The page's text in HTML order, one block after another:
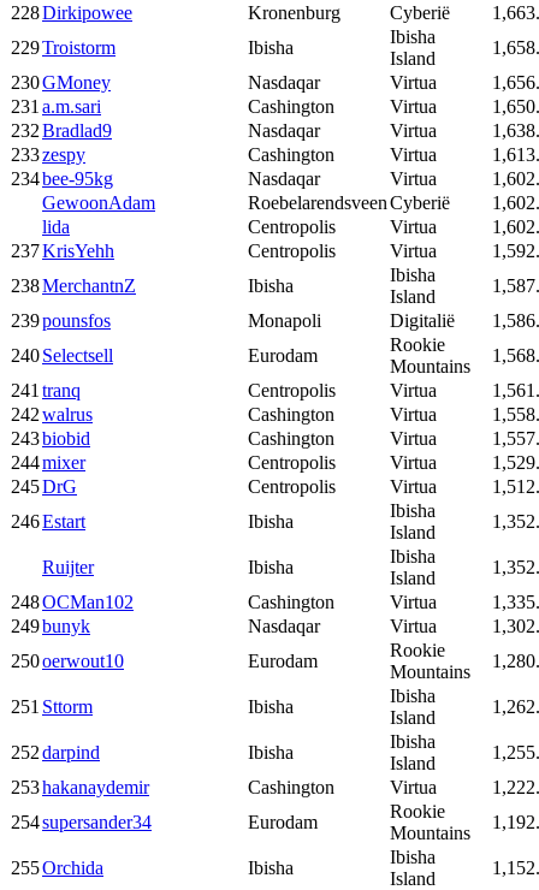
228Dirkipowee Kronenburg Cyberië
229Troistorm Ibisha
Ibisha
Island
230GMoney Nasdaqar Virtua
231 a.m.sari Cashington Virtua
232Bradlad9 Nasdaqar Virtua
233zespy Cashington Virtua
234bee-95kg Nasdaqar Virtua
GewoonAdam
RoebelarendsveenCyberië
lida
Centropolis Virtua
237KrisYehh Centropolis Virtua
238MerchantnZ Ibisha
Ibisha
Island
239pounsfos Monapoli Digitalië
240Selectsell Eurodam
Rookie
Mountains
241 tranq Centropolis Virtua
242walrus Cashington Virtua
243biobid Cashington Virtua
244mixer Centropolis Virtua
245DrG Centropolis Virtua
246Estart Ibisha
Ibisha
Island
Ruijter Ibisha
Ibisha
Island
248OCMan102 Cashington Virtua
249bunyk Nasdaqar Virtua
250oerwout10 Eurodam
Rookie
Mountains
251 Sttorm Ibisha
Ibisha
Island
252darpind Ibisha
Ibisha
Island
253hakanaydemir Cashington Virtua
254supersander34 Eurodam
Rookie
Mountains
255Orchida Ibisha
Ibisha
Island